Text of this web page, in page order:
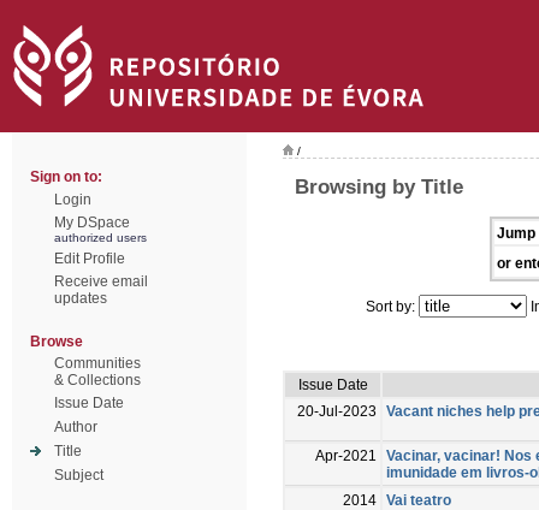
Sign on to:
Login
My DSpace
authorized users
Edit Profile
Receive email
updates
Browse
Communities
& Collections
Issue Date
Author
Title
Subject
/
Browsing by Title
Jump
or
Sort by:
Issue Date
20-Jul-2023
Vacant niches help
Apr-2021
Vacinar, vacinar!
imunidade em livros-
2014 Vai teatro